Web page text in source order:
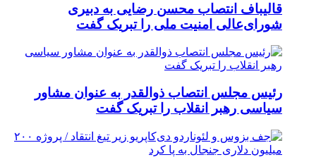
قالیباف انتصاب محسن رضایی به دبیری
شورای‌عالی امنیت ملی را تبریک گفت
رئیس مجلس انتصاب ذوالقدر به عنوان مشاور
سیاسی رهبر انقلاب را تبریک گفت